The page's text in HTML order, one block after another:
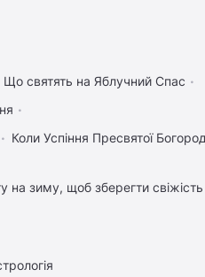
Що святять на Яблучний Спас
Коли Успіння Пресвятої
на зиму, щоб зберегти свіжість